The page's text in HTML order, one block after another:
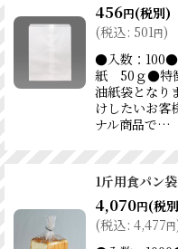
456円(税別)
(税込: 501円)
●入数：
紙 50ｇ●特
油紙袋となり
けしたいお客
ナル商品で…
1斤用食パン
4,070円(税
(税込: 4,477円